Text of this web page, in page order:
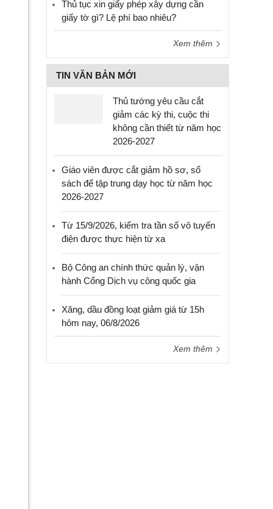
Thủ tục xin giấy phép xây dựng cần
giấy tờ gì? Lệ phí bao nhiêu?
Xem thêm
TIN VĂN BẢN MỚI
Thủ tướng yêu cầu cắt
giảm các kỳ thi, cuộc thi
không cần thiết từ năm học
2026-2027
Giáo viên được cắt giảm hồ sơ, sổ
sách để tập trung dạy học từ năm học
2026-2027
Từ 15/9/2026, kiểm tra tần số vô tuyến
điện được thực hiện từ xa
Bộ Công an chính thức quản lý, vận
hành Cổng Dịch vụ công quốc gia
Xăng, dầu đồng loạt giảm giá từ 15h
hôm nay, 06/8/2026
Xem thêm